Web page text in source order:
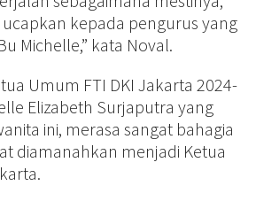
kepada pengurus yang
Michelle,” kata Noval.
Umum FTI DKI Jakarta 2024-
Elizabeth Surjaputra yang
ini, merasa sangat bahagia
diamanahkan menjadi Ketua